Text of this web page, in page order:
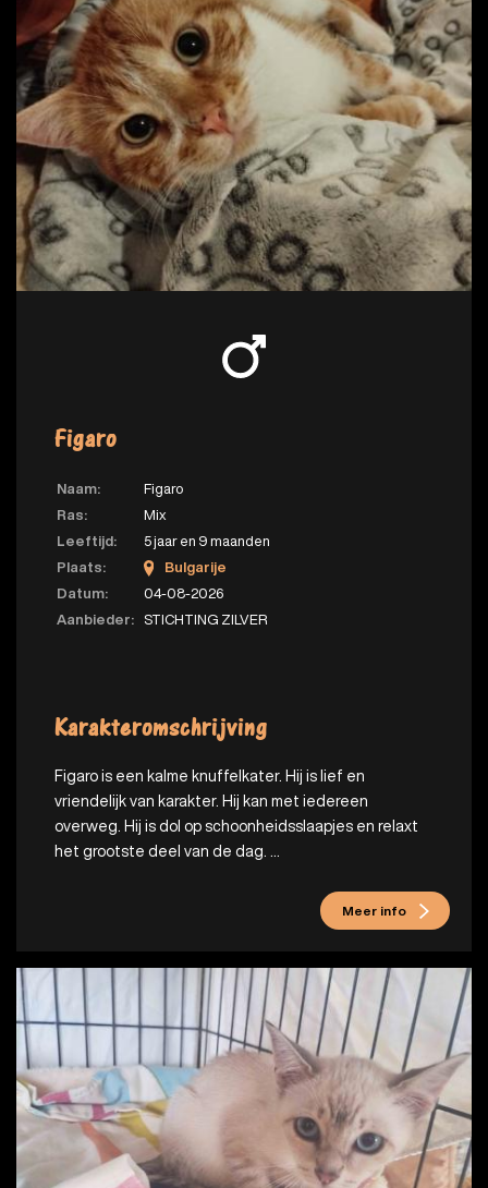
Figaro
Naam:
Figaro
Ras:
Mix
Leeftijd:
5 jaar en 9 maanden
Plaats:
Bulgarije
Datum:
04-08-2026
Aanbieder:
STICHTING ZILVER
Karakteromschrijving
Figaro is een kalme knuffelkater. Hij is lief en
vriendelijk van karakter. Hij kan met iedereen
overweg. Hij is dol op schoonheidsslaapjes en relaxt
het grootste deel van de dag. ...
Meer info